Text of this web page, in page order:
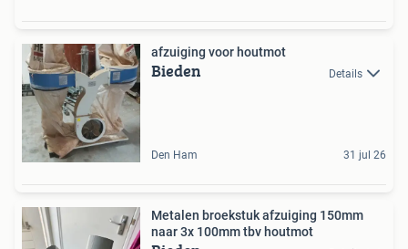
afzuiging voor houtmot
Bieden Details
Den Ham 31 jul 26
Metalen broekstuk afzuiging 150mm
naar 3x 100mm tbv houtmot